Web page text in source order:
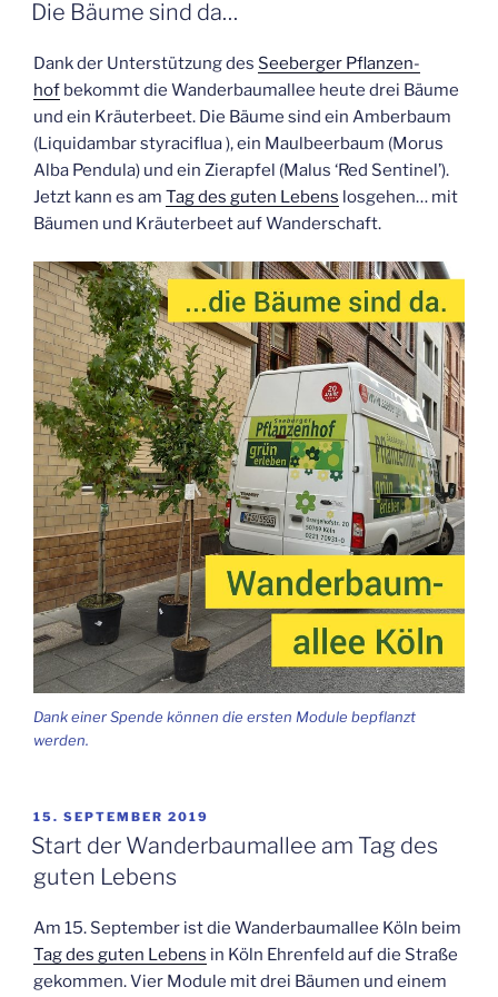
Die Bäu­me sind da…
Dank der Unter­stüt­zung des See­ber­ger Pflan­zen­
hof bekommt die Wan­der­baum­al­lee heu­te drei Bäu­me
und ein Kräu­ter­beet. Die Bäu­me sind ein Amber­baum
(Liqui­dam­bar sty­ra­ciflua ), ein Maul­beer­baum (Morus
Alba Pen­du­la) und ein Zier­ap­fel (Malus ‘Red Sen­ti­nel’).
Jetzt kann es am Tag des guten Lebens los­ge­hen… mit
Bäu­men und Kräu­ter­beet auf Wanderschaft.
Dank einer Spen­de kön­nen die ers­ten Modu­le bepflanzt
werden.
VERÖFFENTLICHT
AM
15. SEPTEMBER 2019
Start der Wan­der­baum­al­lee am Tag des
guten Lebens
Am 15. Sep­tem­ber ist die Wan­der­baum­al­lee Köln beim
Tag des guten Lebens in Köln Ehren­feld auf die Stra­ße
gekom­men. Vier Modu­le mit drei Bäu­men und einem